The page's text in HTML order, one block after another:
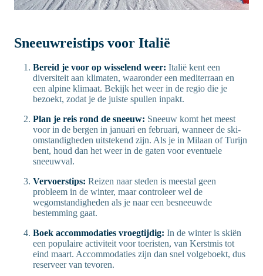
Sneeuwreistips voor Italië
Bereid je voor op wisselend weer: Italië kent een
diversiteit aan klimaten, waaronder een mediterraan en
een alpine klimaat. Bekijk het weer in de regio die je
bezoekt, zodat je de juiste spullen inpakt.
Plan je reis rond de sneeuw: Sneeuw komt het meest
voor in de bergen in januari en februari, wanneer de ski-
omstandigheden uitstekend zijn. Als je in Milaan of Turijn
bent, houd dan het weer in de gaten voor eventuele
sneeuwval.
Vervoerstips: Reizen naar steden is meestal geen
probleem in de winter, maar controleer wel de
wegomstandigheden als je naar een besneeuwde
bestemming gaat.
Boek accommodaties vroegtijdig: In de winter is skiën
een populaire activiteit voor toeristen, van Kerstmis tot
eind maart. Accommodaties zijn dan snel volgeboekt, dus
reserveer van tevoren.